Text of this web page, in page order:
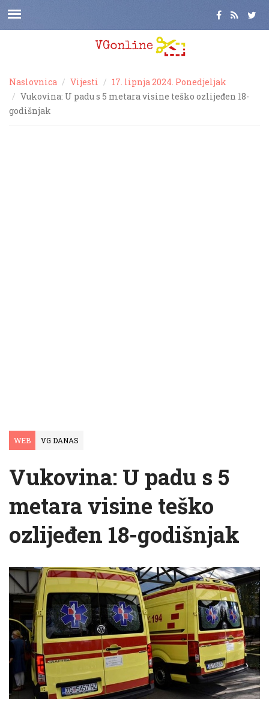
Naslovnica Vijesti
17. lipnja 2024. Ponedjeljak
Vukovina: U padu s 5 metara visine teško ozlijeđen 18-
godišnjak
WEB VG DANAS
Vukovina: U padu s 5
metara visine teško
ozlijeđen 18-godišnjak